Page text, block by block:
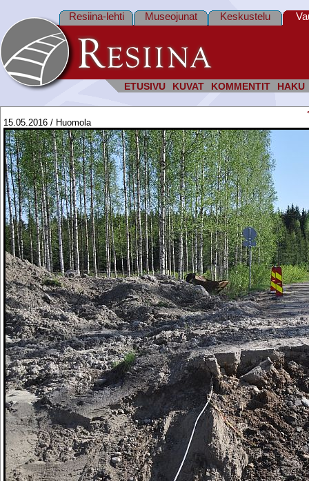
ETUSIVU KUVAT KOMMENTIT HAKU
Resiina-lehti Museojunat Keskustelu
15.05.2016 / Huomola